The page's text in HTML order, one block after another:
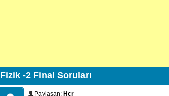
Fizik -2 Final Soruları
Paylaşan: Hcr